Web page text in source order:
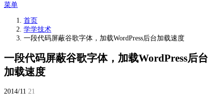
菜单
首页
学学技术
一段代码屏蔽谷歌字体，加载WordPress后台加载速度
一段代码屏蔽谷歌字体，加载WordPress后台
加载速度
2014/11 21